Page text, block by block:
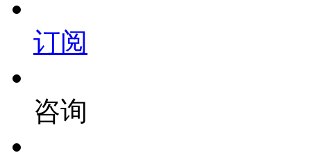
订阅
咨询